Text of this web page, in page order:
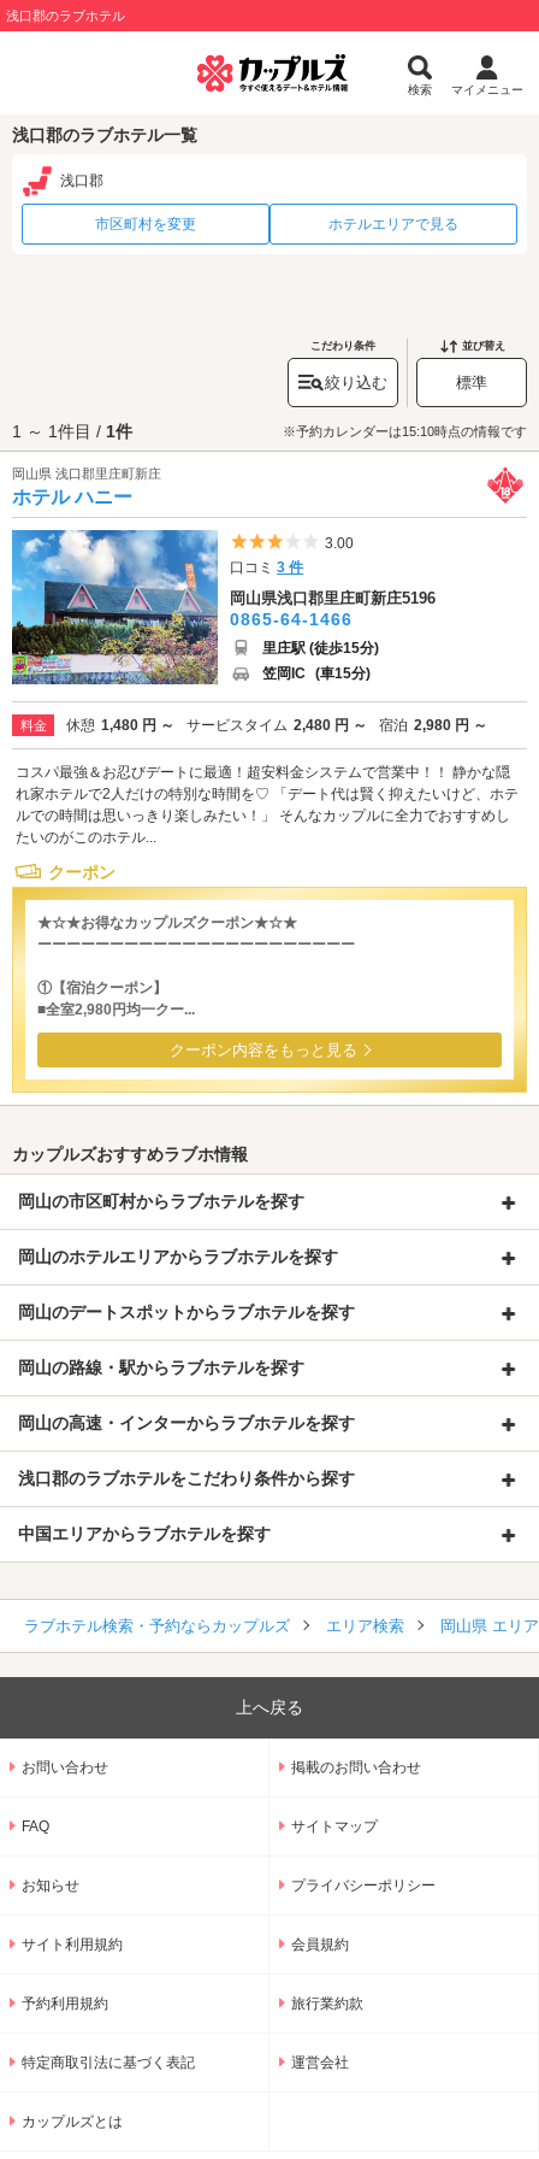
浅口郡のラブホテル
検索 マイメニュー
浅口郡のラブホテル一覧
浅口郡
市区町村を変更 ホテルエリアで見る
こだわり条件
絞り込む
並び替え
標準
1 ～ 1件目 / 1件 ※予約カレンダーは15:10時点の情報です
岡山県 浅口郡里庄町新庄
ホテル ハニー
5つ星のうち3
3.00
口コミ3 件
岡山県浅口郡里庄町新庄5196
0865-64-1466
里庄駅 (徒歩15分)
笠岡IC (車15分)
料金 休憩 1,480 円 ～ サービスタイム 2,480 円 ～ 宿泊 2,980 円 ～
コスパ最強＆お忍びデートに最適！超安料金システムで営業中！！ 静かな隠
れ家ホテルで2人だけの特別な時間を♡ 「デート代は賢く抑えたいけど、ホテ
ルでの時間は思いっきり楽しみたい！」 そんなカップルに全力でおすすめし
たいのがこのホテル...
クーポン
★☆★お得なカップルズクーポン★☆★
ーーーーーーーーーーーーーーーーーーーーーー
①【宿泊クーポン】
■全室2,980円均一クー...
クーポン内容をもっと見る
カップルズおすすめラブホ情報
岡山の市区町村からラブホテルを探す
岡山のホテルエリアからラブホテルを探す
岡山のデートスポットからラブホテルを探す
岡山の路線・駅からラブホテルを探す
岡山の高速・インターからラブホテルを探す
浅口郡のラブホテルをこだわり条件から探す
中国エリアからラブホテルを探す
ラブホテル検索・予約ならカップルズ エリア検索 岡山県 エリ
上へ戻る
お問い合わせ 掲載のお問い合わせ
FAQ サイトマップ
お知らせ プライバシーポリシー
サイト利用規約 会員規約
予約利用規約 旅行業約款
特定商取引法に基づく表記 運営会社
カップルズとは